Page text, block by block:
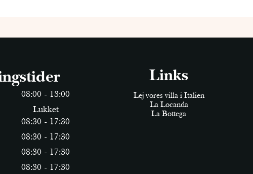
08:00 - 13:00
Lukket
08:30 - 17:30
08:30 - 17:30
08:30 - 17:30
08:30 - 17:30
Links
Lej vores villa i Italien
La Locanda
La Bottega